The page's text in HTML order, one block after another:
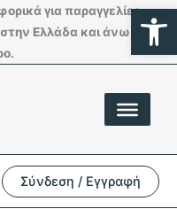
για παραγγελίες
Ελλάδα και άνω των
Σύνδεση / Εγγραφή